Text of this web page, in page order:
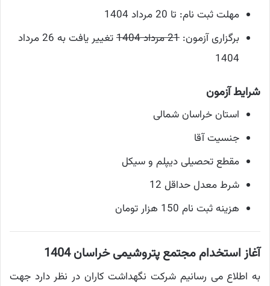
مهلت ثبت نام: تا 20 مرداد 1404
برگزاری آزمون: 21 مرداد 1404
تغییر یافت به 26 مرداد
1404
شرایط آزمون
استان خراسان شمالی
جنسیت آقا
مقطع تحصیلی دیپلم و سیکل
شرط معدل حداقل 12
هزینه ثبت نام 150 هزار تومان
آغاز استخدام مجتمع پتروشیمی خراسان 1404
به اطلاع می رسانیم شركت نگهداشت کاران در نظر دارد جهت